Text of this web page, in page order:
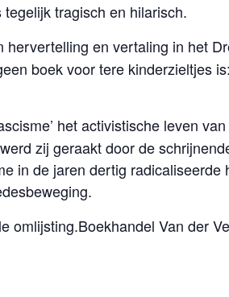
tegelijk tragisch en hilarisch.
hervertelling en vertaling in het
boek voor tere kinderzieltjes
het activistische leven
zij geraakt door de
in de jaren dertig
omlijsting.Boekhandel Van der